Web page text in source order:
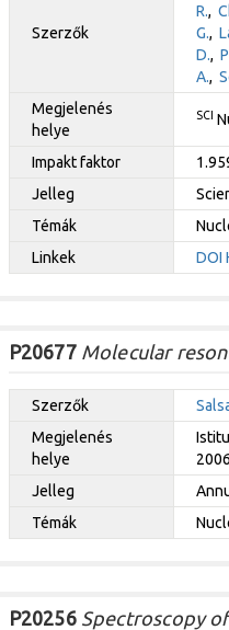
Szerzők
R.,
G.,
D.,
A.,
Megjelenés
helye
SCI
Impakt faktor
Jelleg
Témák
Linkek
DOI
P20677Molecular
Szerzők
Megjelenés
helye
Jelleg
Témák
P20256Spectroscopy